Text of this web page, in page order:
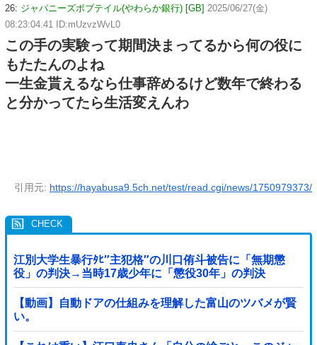
26: ジャパニーズボブテイル(やわらか銀行) [GB] 2025/06/27(金)
08:23:04.41 ID:mUzvzWvL0
この手の実験って期間決まってるから何の役に
もたたんのよね
一生金貰えるなら仕事辞めるけど数年で終わる
と分かってたら生活変えんわ
引用元: https://hayabusa9.5ch.net/test/read.cgi/news/1750979373/
江別大学生暴行ﾀﾋ″主犯格″の川口侑斗被告に「無期懲
役」の判決→当時17歳少年に「懲役30年」の判決
【動画】自動ドアの仕組みを理解した富山のツバメが賢
い。